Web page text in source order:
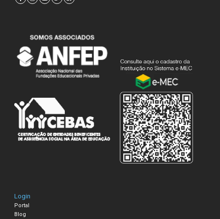
Login
Portal
Blog